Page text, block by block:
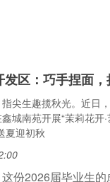
区：巧手捏面
尖生趣揽秋光。近日
城南苑开展“茉莉花开
迎初秋